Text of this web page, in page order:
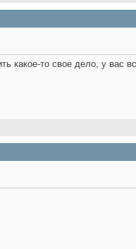
какое-то свое дело, у вас